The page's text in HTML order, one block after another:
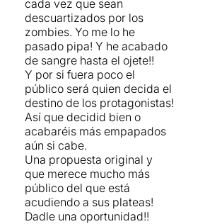
cada vez que sean
descuartizados por los
zombies. Yo me lo he
pasado pipa! Y he acabado
de sangre hasta el ojete!!
Y por si fuera poco el
público será quien decida el
destino de los protagonistas!
Así que decidid bien o
acabaréis más empapados
aún si cabe.
Una propuesta original y
que merece mucho más
público del que está
acudiendo a sus plateas!
Dadle una oportunidad!!